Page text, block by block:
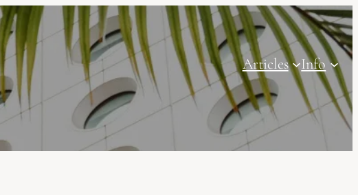
Articles Info